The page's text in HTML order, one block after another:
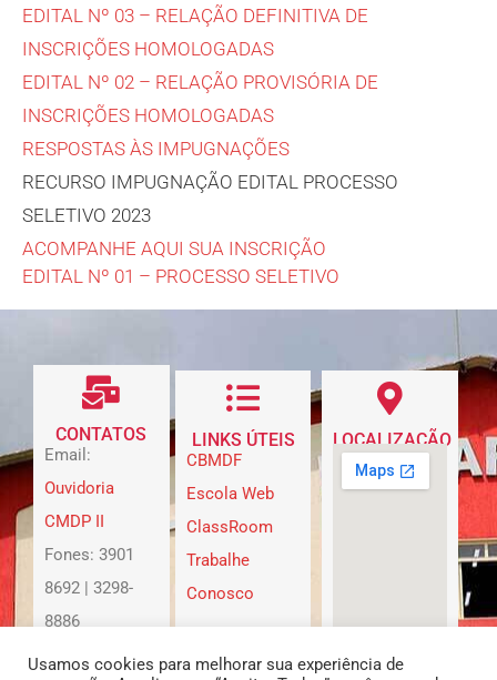
EDITAL Nº 03 – RELAÇÃO DEFINITIVA DE
INSCRIÇÕES HOMOLOGADAS
EDITAL Nº 02 – RELAÇÃO PROVISÓRIA DE
INSCRIÇÕES HOMOLOGADAS
RESPOSTAS ÀS IMPUGNAÇÕES
RECURSO IMPUGNAÇÃO EDITAL PROCESSO
SELETIVO 2023
ACOMPANHE AQUI SUA INSCRIÇÃO
EDITAL Nº 01 – PROCESSO SELETIVO
CONTATOS
Email:
Ouvidoria
CMDP II
Fones: 3901
8692 | 3298-
8886
LINKS ÚTEIS
CBMDF
Escola Web
ClassRoom
Trabalhe
Conosco
LOCALIZAÇÃO
Usamos cookies para melhorar sua experiência de